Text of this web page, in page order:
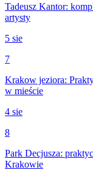
Tadeusz Kantor:
artysty
5 sie
7
Krakow jeziora:
w mieście
4 sie
8
Park Decjusza:
Krakowie